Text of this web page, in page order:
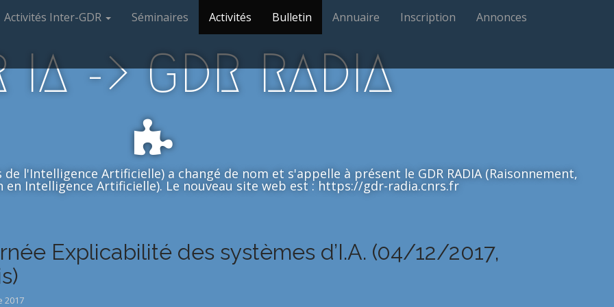
Activités Inter-GDR Séminaires Activités Bulletin Annuaire Inscription Annonces
IA -> GDR RADIA
l'Intelligence Artificielle) a changé de nom et s'appelle à présent le GDR RADIA (Raisonnement,
en Intelligence Artificielle). Le nouveau site web est : https://gdr-radia.cnrs.fr
Explicabilité des systèmes d’I.A. (04/12/2017,
2017